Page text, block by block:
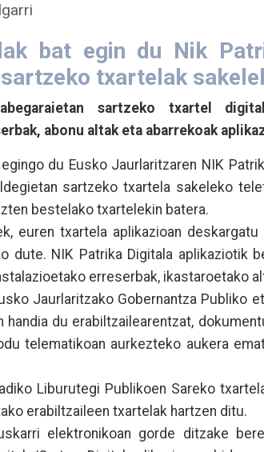
bat egin du Nik
txartelak
sartzeko txartel
abonu altak eta abarrekoak
du Eusko Jaurlaritzaren NIK
sartzeko txartela sakeleko
bestelako txartelekin batera.
euren txartela aplikazioan
dute. NIK Patrika Digitala aplikaziotik
erreserbak, ikastaroetako
Jaurlaritzako Gobernantza Publiko
handia du erabiltzailearentzat,
telematikoan aurkezteko aukera
Liburutegi Publikoen Sareko
erabiltzaileen txartelak hartzen ditu.
elektronikoan gorde ditzake